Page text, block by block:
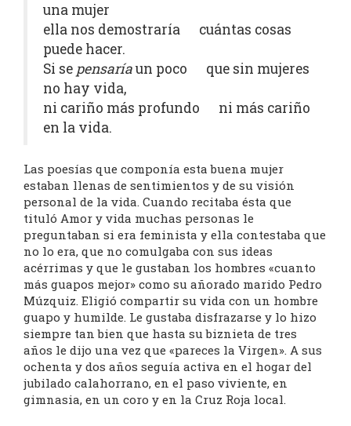
una mujer
ella nos demostraría cuántas cosas
puede hacer.
Si se pensaríaun poco que sin mujeres
no hay vida,
ni cariño más profundo ni más cariño
en la vida.
Las poesías que componía esta buena mujer
estaban llenas de sentimientos y de su visión
personal de la vida. Cuando recitaba ésta que
tituló Amor y vida muchas personas le
preguntaban si era feminista y ella contestaba que
no lo era, que no comulgaba con sus ideas
acérrimas y que le gustaban los hombres «cuanto
más guapos mejor» como su añorado marido Pedro
Múzquiz. Eligió compartir su vida con un hombre
guapo y humilde. Le gustaba disfrazarse y lo hizo
siempre tan bien que hasta su biznieta de tres
años le dijo una vez que «pareces la Virgen». A sus
ochenta y dos años seguía activa en el hogar del
jubilado calahorrano, en el paso viviente, en
gimnasia, en un coro y en la Cruz Roja local.